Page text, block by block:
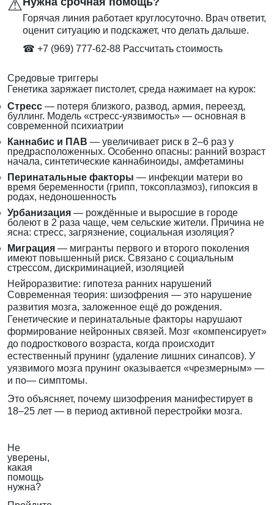
⚠
Горячая линия работает круглосуточно. Врач ответит,
оценит ситуацию и подскажет, что делать дальше.
☎ +7 (969) 777-62-88 Рассчитать стоимость
Средовые триггеры
Генетика заряжает пистолет, среда нажимает на курок:
Стресс — потеря близкого, развод, армия, переезд,
буллинг. Модель «стресс-уязвимость» — основная в
современной психиатрии
Каннабис и ПАВ — увеличивает риск в 2–6 раз у
предрасположенных. Особенно опасны: ранний возраст
начала, синтетические каннабиноиды, амфетамины
Перинатальные факторы — инфекции матери во
время беременности (грипп, токсоплазмоз), гипоксия в
родах, недоношенность
Урбанизация — рождённые и выросшие в городе
болеют в 2 раза чаще, чем сельские жители. Причина не
ясна: стресс, загрязнение, социальная изоляция?
Миграция — мигранты первого и второго поколения
имеют повышенный риск. Связано с социальным
стрессом, дискриминацией, изоляцией
Нейроразвитие: гипотеза ранних нарушений
Современная теория: шизофрения — это нарушение
развития мозга, заложенное ещё до рождения.
Генетические и перинатальные факторы нарушают
формирование нейронных связей. Мозг «компенсирует»
до подросткового возраста, когда происходит
естественный прунинг (удаление лишних синапсов). У
уязвимого мозга прунинг оказывается «чрезмерным» —
и по— симптомы.
Это объясняет, почему шизофрения манифестирует в
18–25 лет — в период активной перестройки мозга.
Не
уверены,
какая
помощь
нужна?